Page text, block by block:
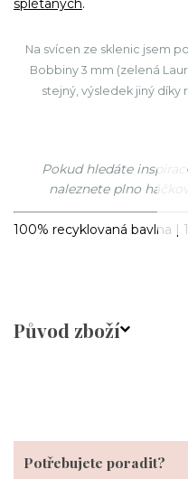
splétaných.
Na svícen ze sklenic jsem
Bobbiny 3 mm (zelená
stejný, výsledek jiný díky
Pokud hledáte
naleznete plno
100% recyklovaná bavlna |
Původ zboží
Potřebujete poradit?